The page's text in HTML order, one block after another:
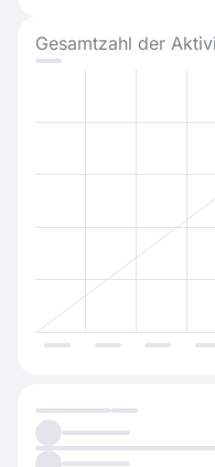
Gesamtzahl der